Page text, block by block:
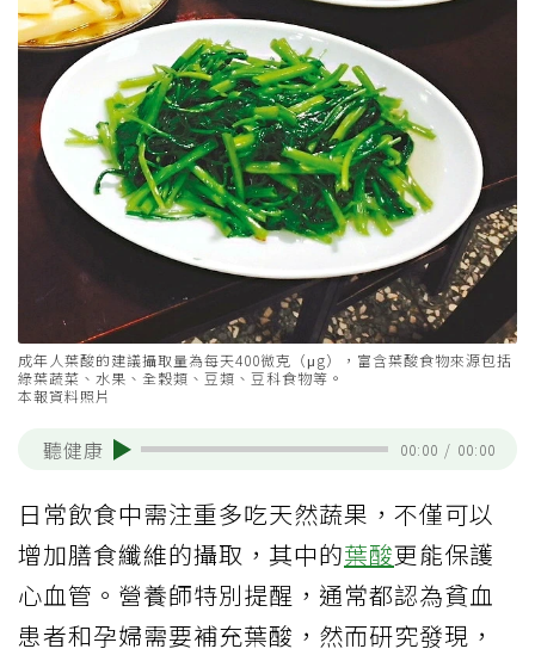
成年人葉酸的建議攝取量為每天400微克（μg），富含葉酸食物來源包括
綠葉蔬菜、水果、全穀類、豆類、豆科食物等。
本報資料照片
聽健康 00:00 / 00:00
日常飲食中需注重多吃天然蔬果，不僅可以
增加膳食纖維的攝取，其中的葉酸更能保護
心血管。營養師特別提醒，通常都認為貧血
患者和孕婦需要補充葉酸，然而研究發現，